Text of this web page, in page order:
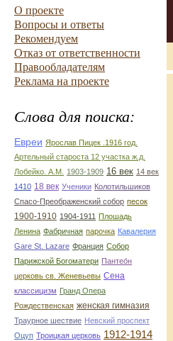
О проекте
Вопросы и ответы
Рекомендуем
Отказ от ответственности
Правообладателям
Реклама на проекте
Слова для поиска:
Евреи Ярослав Пицек .1916 год.
Артельный староста 12 участка ж.д.
Лобейко. А.М.
1903-1909 16 век 14 век
1410 18 век Ученики Колотильшиков
Спасо-Преображенский собор песок
1900-1910 1904-1911 Плошадь
Ленина Фабричная парочка Кавалерия
Gare St. Lazare Франция Собор
Парижской Богоматери Пантео́н
церковь св. Женевьевы Сена
классицизм Гранд Опера
Рождественская женская гимназия
Траурное шествие Невский проспект
Оцуп Троицкая церковь 1912-1914